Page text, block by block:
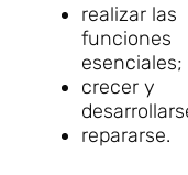
realizar las
funciones
esenciales;
crecer y
repararse.